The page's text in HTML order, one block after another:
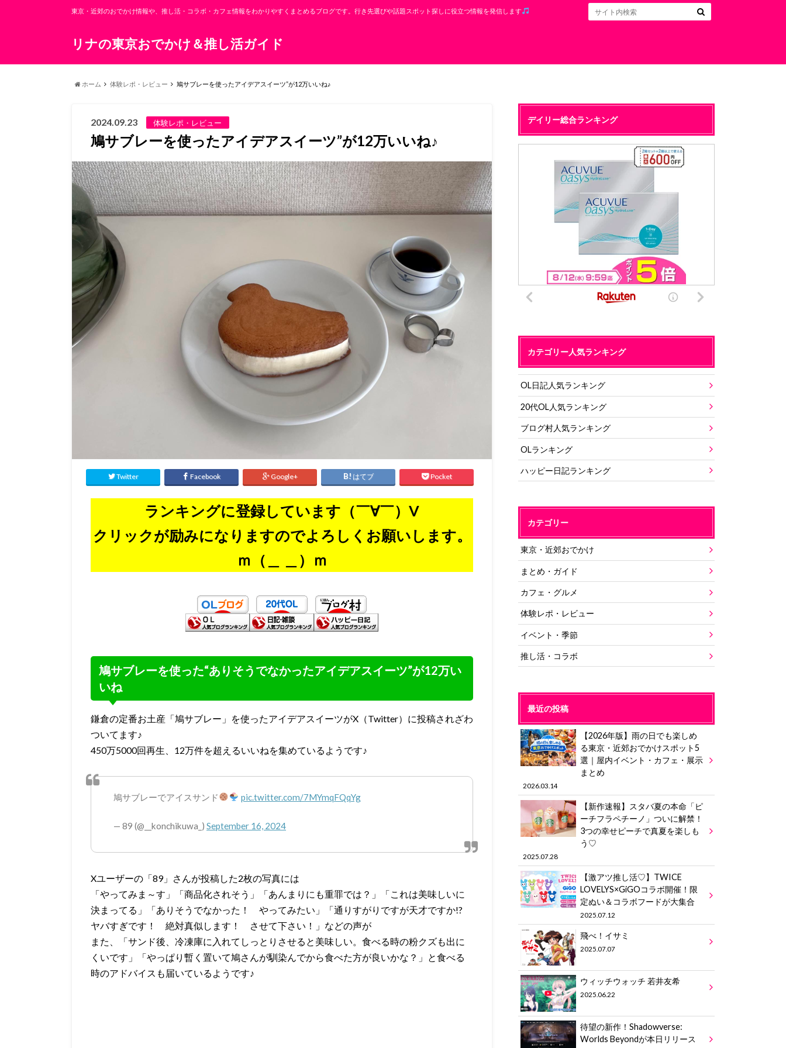
リナの東京おでかけ＆推し活ガイド
東京・近郊のおでかけ情報や、推し活・コラボ・カフェ情報をわかりやすくまとめるブログです。行き先選びや話題スポット探しに役立つ情報を発信します
ホーム 体験レポ・レビュー 鳩サブレーを使ったアイデアスイーツ”が12万いいね♪
2024.09.23 体験レポ・レビュー
鳩サブレーを使ったアイデアスイーツ”が12万いいね♪
Twitter Facebook Google+ はてブ Pocket
ランキングに登録しています（￣∀￣）V
クリックが励みになりますのでよろしくお願いします。
ｍ（＿ ＿）ｍ
鳩サブレーを使った“ありそうでなかったアイデアスイーツ”が12万い
いね
鎌倉の定番お土産「鳩サブレー」を使ったアイデアスイーツがX（Twitter）に投稿されざわ
ついてます♪
450万5000回再生、12万件を超えるいいねを集めているようです♪
鳩サブレーでアイスサンド pic.twitter.com/7MYmqFQqYg
— 89 (@__konchikuwa_) September 16, 2024
Xユーザーの「89」さんが投稿した2枚の写真には
「やってみま～す」「商品化されそう」「あんまりにも重罪では？」「これは美味しいに
決まってる」「ありそうでなかった！ やってみたい」「通りすがりですが天才ですか!?
ヤバすぎです！ 絶対真似します！ させて下さい！」などの声が
また、「サンド後、冷凍庫に入れてしっとりさせると美味しい。食べる時の粉クズも出に
くいです」「やっぱり暫く置いて鳩さんが馴染んでから食べた方が良いかな？」と食べる
時のアドバイスも届いているようです♪
デイリー総合ランキング
カテゴリー人気ランキング
OL日記人気ランキング
20代OL人気ランキング
ブログ村人気ランキング
OLランキング
ハッピー日記ランキング
カテゴリー
東京・近郊おでかけ
まとめ・ガイド
カフェ・グルメ
体験レポ・レビュー
イベント・季節
推し活・コラボ
最近の投稿
【2026年版】雨の日でも楽しめ
る東京・近郊おでかけスポット5
選｜屋内イベント・カフェ・展示
まとめ
2026.03.14
【新作速報】スタバ夏の本命「ピ
ーチフラペチーノ」ついに解禁！
3つの幸せピーチで真夏を楽しも
う♡
2025.07.28
【激アツ推し活♡】TWICE
LOVELYS×GiGOコラボ開催！限
定ぬい＆コラボフードが大集合
2025.07.12
飛べ！イサミ
2025.07.07
ウィッチウォッチ 若井友希
2025.06.22
待望の新作！Shadowverse:
Worlds Beyondが本日リリース